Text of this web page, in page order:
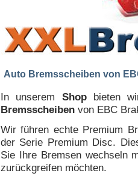
Auto Bremsscheiben von
In unserem Shopbieten
Bremsscheiben von EBC
Wir führen echte Premium
der Serie Premium Disc.
Sie Ihre Bremsen wechseln
zurückgreifen möchten.